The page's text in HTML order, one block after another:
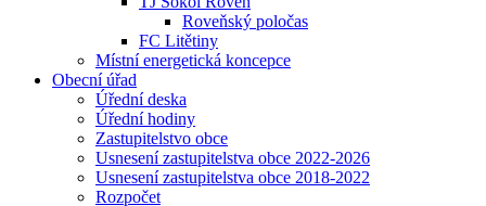
Roveňský poločas
FC Litětiny
Místní energetická koncepce
Obecní úřad
Úřední deska
Úřední hodiny
Zastupitelstvo obce
Usnesení zastupitelstva obce 2022-2026
Usnesení zastupitelstva obce 2018-2022
Rozpočet